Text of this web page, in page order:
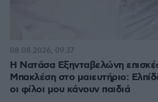
Η Νατάσα Εξηνταβελώνη
Μπακλέση στο μαιευτήριο:
οι φίλοι μου κάνουν παιδιά
08.08.2026, 09:37